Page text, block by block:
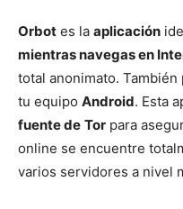
Orbot es la aplicación
mientras navegas en
total anonimato.
tu equipo Android. Esta
fuente de Tor para
online se encuentre
varios servidores a nivel